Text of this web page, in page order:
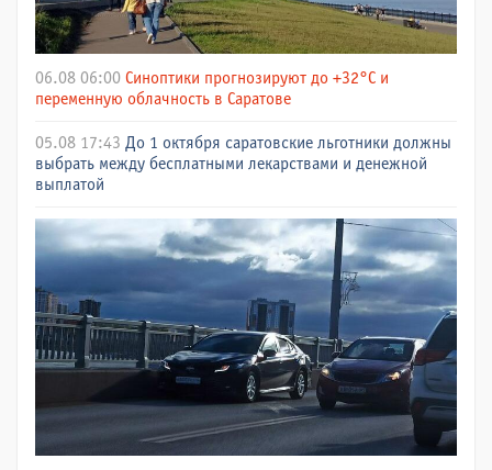
06.08 06:00 Синоптики прогнозируют до +32°C и
переменную облачность в Саратове
05.08 17:43 До 1 октября саратовские льготники должны
выбрать между бесплатными лекарствами и денежной
выплатой